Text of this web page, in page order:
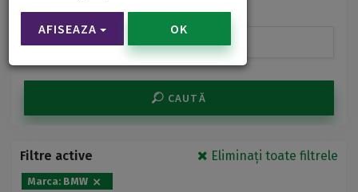
Perioada
CAUTĂ
Filtre active Eliminați toate filtrele
Marca:BMW ×
AFISEAZA OK